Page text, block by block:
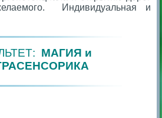
Индивидуальная и
МАГИЯ и